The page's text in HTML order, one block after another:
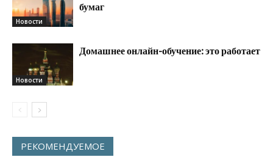
Новости
бумаг
Новости
Домашнее онлайн-обучение: это работает
РЕКОМЕНДУЕМОЕ